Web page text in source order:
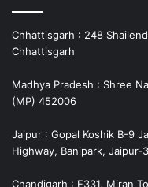
Chhattisgarh : 248
Chhattisgarh
Madhya Pradesh : Shree
(MP) 452006
Jaipur : Gopal Koshik B-9
Highway, Banipark, Jaipur-
Chandigarh : E331, Miran